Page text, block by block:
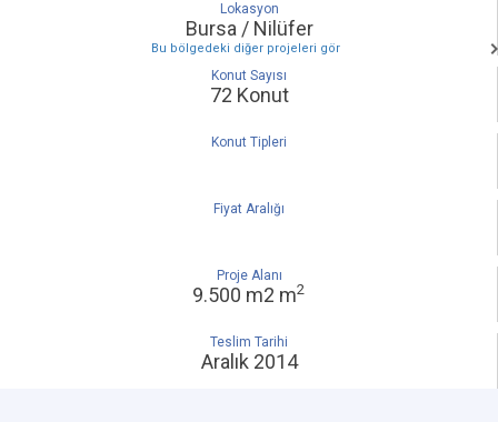
Lokasyon
Bursa / Nilüfer
Bu bölgedeki diğer projeleri gör
Konut Sayısı
72 Konut
Konut Tipleri
Fiyat Aralığı
Proje Alanı
9.500 m2 m2
Teslim Tarihi
Aralık 2014